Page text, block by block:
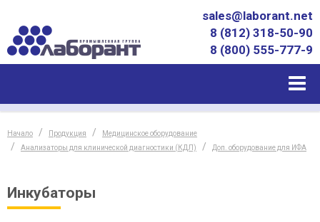
sales@laborant.net
8 (812) 318-50-90
8 (800) 555-777-9
Начало Продукция
Медицинское оборудование
Анализаторы для клинической диагностики (КДЛ)
Доп. оборудование для ИФА
Инкубаторы